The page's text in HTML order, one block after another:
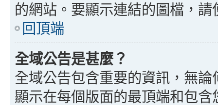
的網站。要顯示連結的圖檔，
回頂端
全域公告是甚麼？
全域公告包含重要的資訊，無
顯示在每個版面的最頂端和包